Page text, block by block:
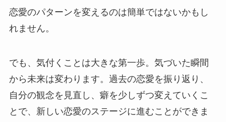
恋愛のパターンを変えるのは簡単ではないかもし
れません。
でも、気付くことは大きな第一歩。気づいた瞬間
から未来は変わります。過去の恋愛を振り返り、
自分の観念を見直し、癖を少しずつ変えていくこ
とで、新しい恋愛のステージに進むことができま